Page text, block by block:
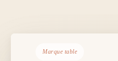
Marque table